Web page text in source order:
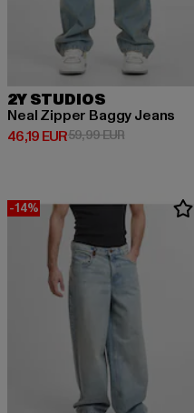
2Y STUDIOS
Neal Zipper Baggy Jeans
46,19 EUR
Derzeitiger Preis: 46,19 EUR
59,99 EUR
-14%